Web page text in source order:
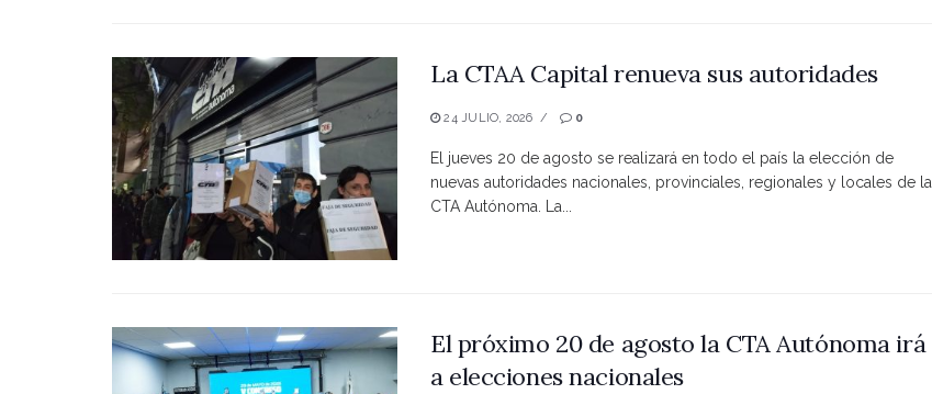
La CTAA Capital renueva sus autoridades
24 JULIO, 2026 0
El jueves 20 de agosto se realizará en todo el país la elección de
nuevas autoridades nacionales, provinciales, regionales y locales de la
CTA Autónoma. La...
El próximo 20 de agosto la CTA Autónoma irá
a elecciones nacionales